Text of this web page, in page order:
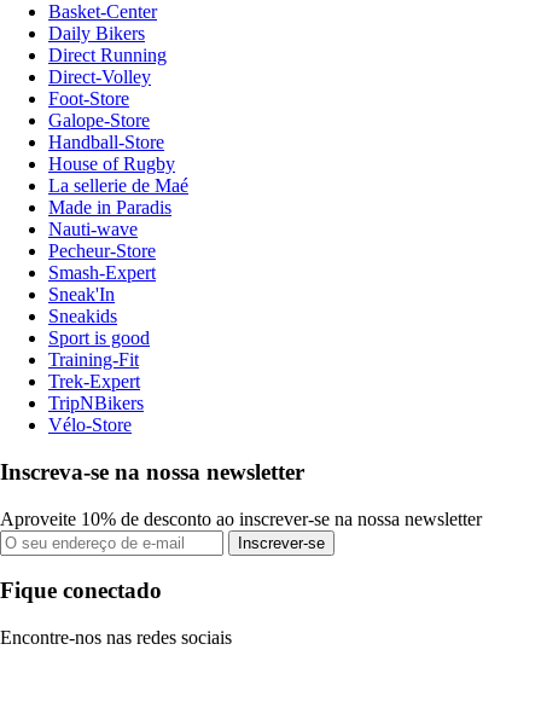
Basket-Center
Daily Bikers
Direct Running
Direct-Volley
Foot-Store
Galope-Store
Handball-Store
House of Rugby
La sellerie de Maé
Made in Paradis
Nauti-wave
Pecheur-Store
Smash-Expert
Sneak'In
Sneakids
Sport is good
Training-Fit
Trek-Expert
TripNBikers
Vélo-Store
Inscreva-se na nossa newsletter
Aproveite 10% de desconto ao inscrever-se na nossa newsletter
Inscrever-se
Fique conectado
Encontre-nos nas redes sociais